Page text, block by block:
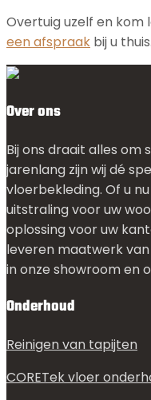
Overtuig uzelf en kom
een afspraak bij u thuis.
Over ons
Bij ons draait alles om
jarenlang zijn wij dé
vloerbekleding. Of u
uitstraling voor uw
oplossing voor uw
leveren maatwerk
in onze showroom en
Onderhoud
Reinigen van tapijten
CORETek vloer